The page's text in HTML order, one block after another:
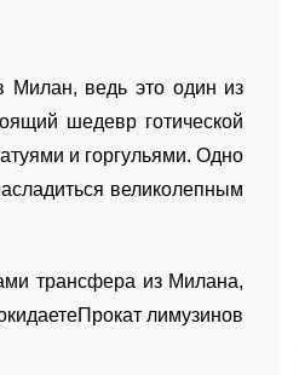
Милан, ведь это один из
шедевр готической
и горгульями. Одно
великолепным
трансфера из Милана,
лимузинов